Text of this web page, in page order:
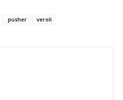
pusher veroli